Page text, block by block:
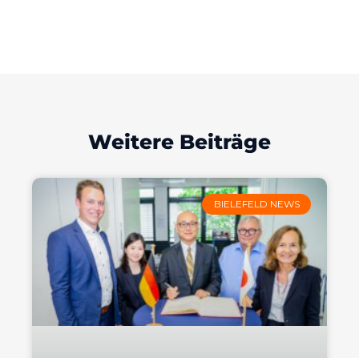
Weitere Beiträge
BIELEFELD NEWS